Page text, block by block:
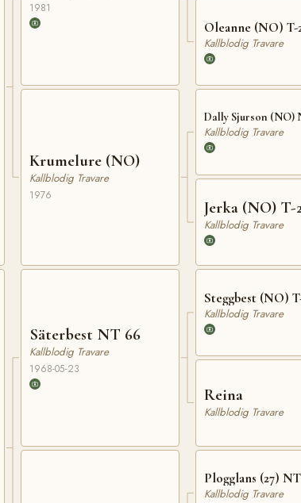
1981
Krumelure (NO)
Kallblodig Travare
1976
Säterbest NT 66
Kallblodig Travare
1968-05-23
Oleanne (NO) T-
Kallblodig Travare
Dally Sjurson (NO)
Kallblodig Travare
Jerka (NO) T-
Kallblodig Travare
Steggbest (NO)
Kallblodig Travare
Reina
Kallblodig Travare
Plogglans (27)
Kallblodig Travare